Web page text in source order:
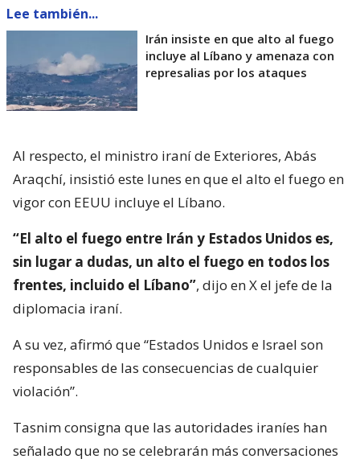
Lee también...
Irán insiste en que alto al fuego
incluye al Líbano y amenaza con
represalias por los ataques
Al respecto, el ministro iraní de Exteriores, Abás
Araqchí, insistió este lunes en que el alto el fuego en
vigor con EEUU incluye el Líbano.
“El alto el fuego entre Irán y Estados Unidos es,
sin lugar a dudas, un alto el fuego en todos los
frentes, incluido el Líbano”, dijo en X el jefe de la
diplomacia iraní.
A su vez, afirmó que “Estados Unidos e Israel son
responsables de las consecuencias de cualquier
violación”.
Tasnim consigna que las autoridades iraníes han
señalado que no se celebrarán más conversaciones